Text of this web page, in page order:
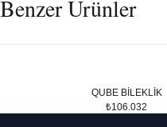
Benzer Ürünler
QUBE BİLEKLİK
₺106.032